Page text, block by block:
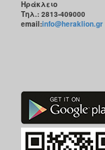
Ηράκλειο
Τηλ.: 2813-409000
email:info@heraklion.gr